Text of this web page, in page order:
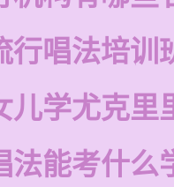
行唱法培训
儿学尤克里
法能考什么